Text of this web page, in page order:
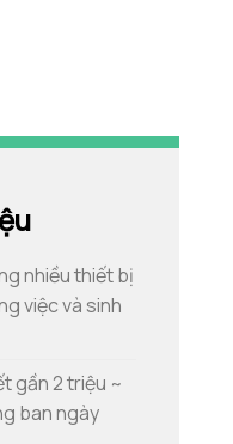
nhiều thiết bị
việc và sinh
gần 2 triệu ~
ban ngày